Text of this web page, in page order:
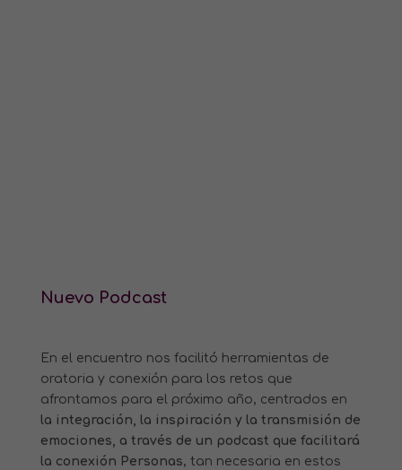
Nuevo Podcast
En el encuentro nos facilitó herramientas de
oratoria y conexión para los retos que
afrontamos para el próximo año, centrados en
la integración, la inspiración y la transmisión de
emociones, a través de un podcast que facilitará
la conexión Personas, tan necesaria en estos